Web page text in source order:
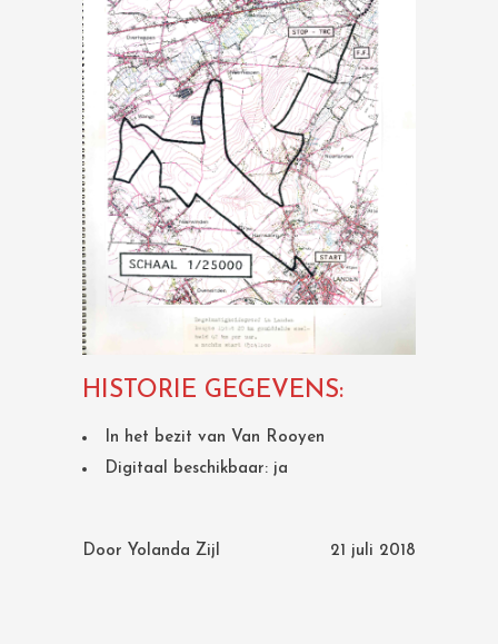
HISTORIE GEGEVENS:
In het bezit van Van Rooyen
Digitaal beschikbaar: ja
Door Yolanda Zijl 21 juli 2018